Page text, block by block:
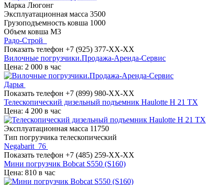
Марка Люгонг
Эксплуатационная масса 3500
Грузоподъемность ковша 1000
Объем ковша М3
Радо-Строй
Показать телефон +7 (925) 377-XX-XX
Вилочные погрузчики.Продажа-Аренда-Сервис
Цена: 2 000 в час
Дарья
Показать телефон +7 (899) 980-XX-XX
Телескопический дизельный подъемник Haulotte H 21 TX
Цена: 4 200 в час
Эксплуатационная масса 11750
Тип погрузчика телескопический
Negabarit_76
Показать телефон +7 (485) 259-XX-XX
Мини погрузчик Bobcat S550 (S160)
Цена: 810 в час